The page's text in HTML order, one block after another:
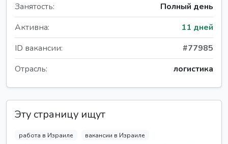
Занятость:
Полный день
Активна:
11 дней
ID вакансии:
#77985
Отрасль:
логистика
Эту страницу ищут
работа в Израиле
вакансии в Израиле